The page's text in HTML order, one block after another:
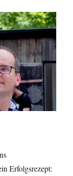
Erfolgsrezept: